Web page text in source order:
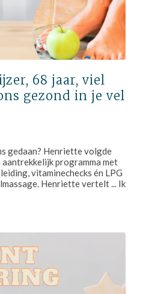
68 jaar, viel
gezond in je vel
gedaan? Henriette volgde
programma met
vitaminechecks én LPG
Henriette vertelt ... Ik